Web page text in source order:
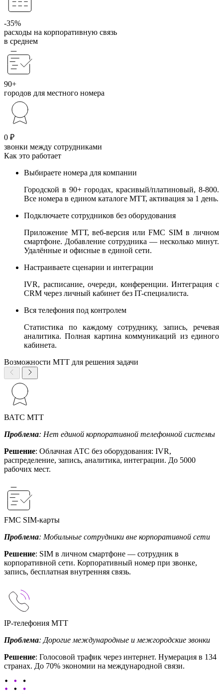
-35%
расходы на корпоративную связь
в среднем
90+
городов для местного номера
0 ₽
звонки между сотрудниками
Как это работает
Выбираете номера для компании
Городской в 90+ городах, красивый/платиновый, 8-800.
Все номера в едином каталоге МТТ, активация за 1 день.
Подключаете сотрудников без оборудования
Приложение МТТ, веб-версия или FMC SIM в личном
смартфоне. Добавление сотрудника — несколько минут.
Удалённые и офисные в единой сети.
Настраиваете сценарии и интеграции
IVR, расписание, очереди, конференции. Интеграция с
CRM через личный кабинет без IT-специалиста.
Вся телефония под контролем
Статистика по каждому сотруднику, запись, речевая
аналитика. Полная картина коммуникаций из единого
кабинета.
Возможности МТТ для решения задачи
ВАТС МТТ
Проблема: Нет единой корпоративной телефонной системы
Решение: Облачная АТС без оборудования: IVR,
распределение, запись, аналитика, интеграции. До 5000
рабочих мест.
FMC SIM-карты
Проблема: Мобильные сотрудники вне корпоративной сети
Решение: SIM в личном смартфоне — сотрудник в
корпоративной сети. Корпоративный номер при звонке,
запись, бесплатная внутренняя связь.
IP-телефония МТТ
Проблема: Дорогие международные и межгородские звонки
Решение: Голосовой трафик через интернет. Нумерация в 134
странах. До 70% экономии на международной связи.